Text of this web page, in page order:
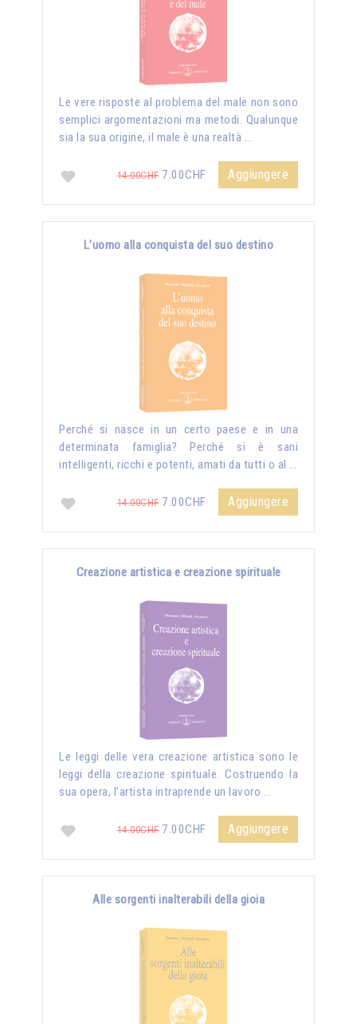
Le vere risposte al problema del male non sono
semplici argomentazioni ma metodi. Qualunque
sia la sua origine, il male è una realtà …
14.00CHF7.00CHF Aggiungere
L’uomo alla conquista del suo destino
Perché si nasce in un certo paese e in una
determinata famiglia? Perché si è sani
intelligenti, ricchi e potenti, amati da tutti o al …
14.00CHF7.00CHF Aggiungere
Creazione artistica e creazione spirituale
Le leggi delle vera creazione artistica sono le
leggi della creazione spirituale. Costruendo la
sua opera, l’artista intraprende un lavoro …
14.00CHF7.00CHF Aggiungere
Alle sorgenti inalterabili della gioia